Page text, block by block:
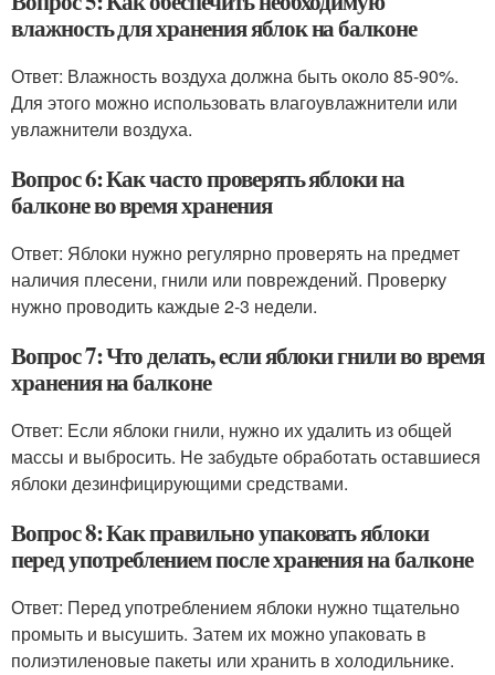
влажность для хранения яблок на балконе
Ответ: Влажность воздуха должна быть около 85-90%.
Для этого можно использовать влагоувлажнители или
увлажнители воздуха.
Вопрос 6: Как часто проверять яблоки на
балконе во время хранения
Ответ: Яблоки нужно регулярно проверять на предмет
наличия плесени, гнили или повреждений. Проверку
нужно проводить каждые 2-3 недели.
Вопрос 7: Что делать, если яблоки гнили во время
хранения на балконе
Ответ: Если яблоки гнили, нужно их удалить из общей
массы и выбросить. Не забудьте обработать оставшиеся
яблоки дезинфицирующими средствами.
Вопрос 8: Как правильно упаковать яблоки
перед употреблением после хранения на балконе
Ответ: Перед употреблением яблоки нужно тщательно
промыть и высушить. Затем их можно упаковать в
полиэтиленовые пакеты или хранить в холодильнике.